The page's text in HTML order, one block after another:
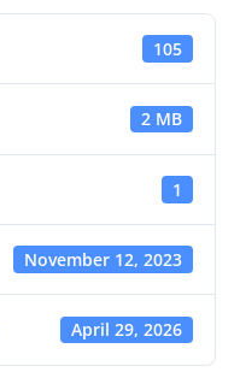
105
2 MB
1
November 12, 2023
April 29, 2026